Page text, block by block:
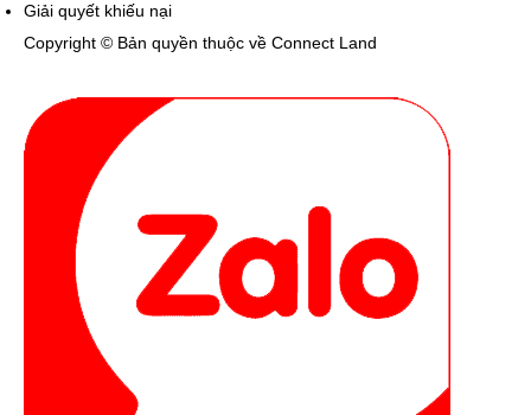
Giải quyết khiếu nại
Copyright © Bản quyền thuộc về Connect Land